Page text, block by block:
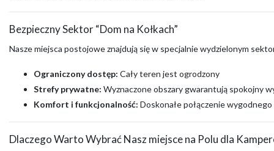
Bezpieczny Sektor “Dom na Kołkach”
Nasze miejsca postojowe znajdują się w specjalnie wydzielonym
Ograniczony dostęp: Cały teren jest ogrodzony
Strefy prywatne: Wyznaczone obszary gwarantują spokojny
Komfort i funkcjonalność: Doskonałe połączenie
Dlaczego Warto Wybrać Nasz miejsce na Polu dla